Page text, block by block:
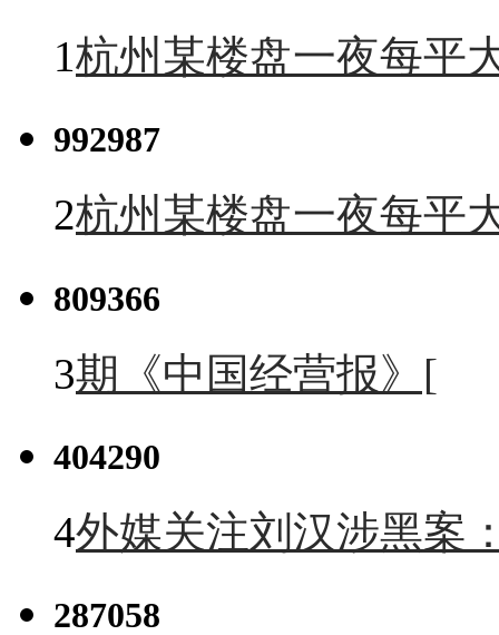
1杭州某楼盘一夜每平
992987
2杭州某楼盘一夜每平
809366
3期《中国经营报》[
404290
4外媒关注刘汉涉黑案
287058